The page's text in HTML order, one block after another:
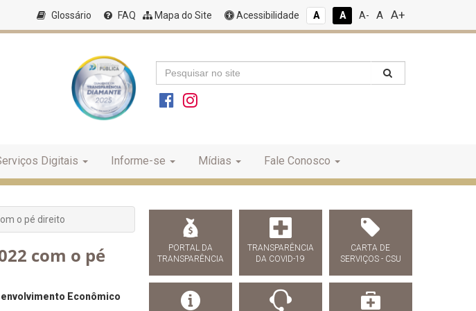
Glossário FAQ Mapa do Site Acessibilidade A A A- A A+
Digitais Informe-se Mídias Fale Conosco
o pé direito
com o pé
Econômico
PORTAL DA
TRANSPARÊNCIA
TRANSPARÊNCIA
DA COVID-19
CARTA DE
SERVIÇOS - CSU